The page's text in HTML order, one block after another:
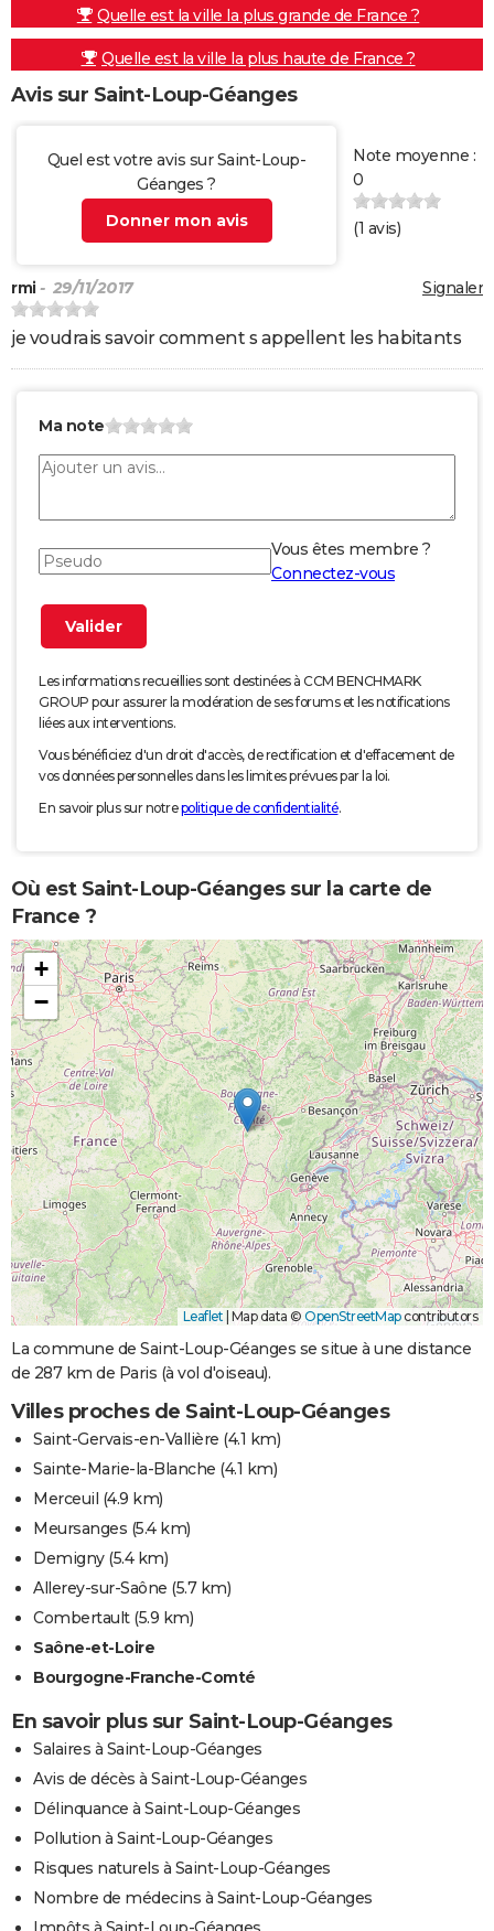
Quelle est la ville la plus grande de France ?
Quelle est la ville la plus haute de France ?
Avis sur Saint-Loup-Géanges
Quel est votre avis sur Saint-Loup-
Géanges ?
Donner mon avis
Note moyenne :
0
(1 avis)
Signaler
rmi - 29/11/2017
je voudrais savoir comment s appellent les habitants
Ma note
Vous êtes membre ?
Connectez-vous
Les informations recueillies sont destinées à CCM BENCHMARK
GROUP pour assurer la modération de ses forums et les notifications
liées aux interventions.
Vous bénéficiez d'un droit d'accès, de rectification et d'effacement de
vos données personnelles dans les limites prévues par la loi.
En savoir plus sur notrepolitique de confidentialité.
Où est Saint-Loup-Géanges sur la carte de
France ?
+
−
Leaflet Map data © OpenStreetMapcontributors
La commune de Saint-Loup-Géanges se situe à une distance
de 287 km de Paris (à vol d'oiseau).
Villes proches de Saint-Loup-Géanges
Saint-Gervais-en-Vallière (4.1 km)
Sainte-Marie-la-Blanche (4.1 km)
Merceuil (4.9 km)
Meursanges (5.4 km)
Demigny(5.4 km)
Allerey-sur-Saône (5.7 km)
Combertault(5.9 km)
Saône-et-Loire
Bourgogne-Franche-Comté
En savoir plus sur Saint-Loup-Géanges
Salaires à Saint-Loup-Géanges
Avis de décès à Saint-Loup-Géanges
Délinquance à Saint-Loup-Géanges
Pollution à Saint-Loup-Géanges
Risques naturels à Saint-Loup-Géanges
Nombre de médecins à Saint-Loup-Géanges